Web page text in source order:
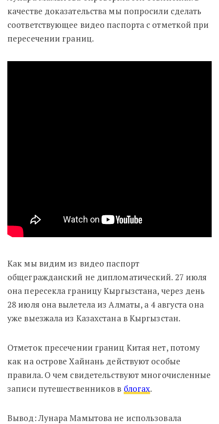
качестве доказательства мы попросили сделать
соответствующее видео паспорта с отметкой при
пересечении границ.
Как мы видим из видео паспорт
общегражданский не дипломатический. 27 июля
она пересекла границу Кыргызстана, через день
28 июля она вылетела из Алматы, а 4 августа она
уже выезжала из Казахстана в Кыргызстан.
Отметок пресечении границ Китая нет, потому
как на острове Хайнань действуют особые
правила. О чем свидетельствуют многочисленные
записи путешественников в блогах.
Вывод: Лунара Мамытова не использовала